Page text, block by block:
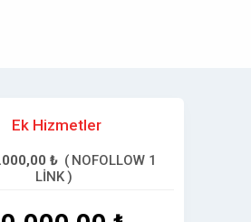
Ek Hizmetler
₺ ( NOFOLLOW 1
LİNK)